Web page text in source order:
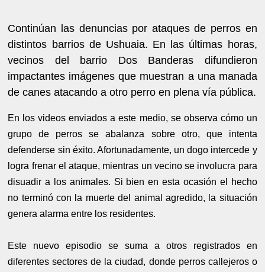
Continúan las denuncias por ataques de perros en
distintos barrios de Ushuaia. En las últimas horas,
vecinos del barrio Dos Banderas difundieron
impactantes imágenes que muestran a una manada
de canes atacando a otro perro en plena vía pública.
En los videos enviados a este medio, se observa cómo un
grupo de perros se abalanza sobre otro, que intenta
defenderse sin éxito. Afortunadamente, un dogo intercede y
logra frenar el ataque, mientras un vecino se involucra para
disuadir a los animales. Si bien en esta ocasión el hecho
no terminó con la muerte del animal agredido, la situación
genera alarma entre los residentes.
Este nuevo episodio se suma a otros registrados en
diferentes sectores de la ciudad, donde perros callejeros o